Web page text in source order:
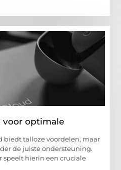
voor optimale
biedt talloze voordelen, maar
de juiste ondersteuning.
speelt hierin een cruciale